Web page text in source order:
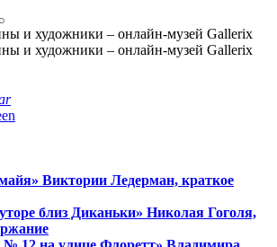
Виктории Ледерман, краткое
близ Диканьки» Николая Гоголя,